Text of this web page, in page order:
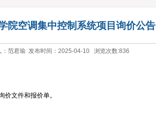
院空调集中控制系统项目询价公告
：范君瑜 发布时间：2025-04-10 浏览次数:836
文件和报价单。